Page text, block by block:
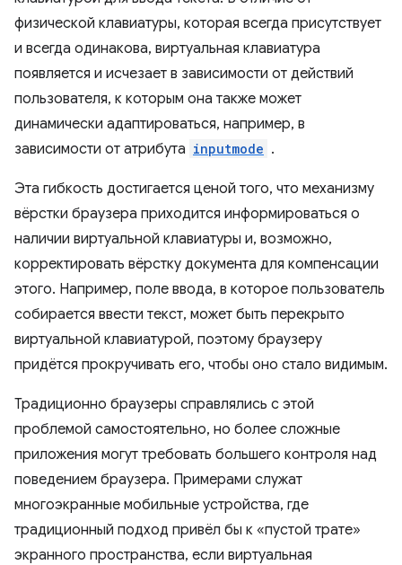
физической клавиатуры, которая всегда присутствует
и всегда одинакова, виртуальная клавиатура
появляется и исчезает в зависимости от действий
пользователя, к которым она также может
динамически адаптироваться, например, в
зависимости от атрибута inputmode .
Эта гибкость достигается ценой того, что механизму
вёрстки браузера приходится информироваться о
наличии виртуальной клавиатуры и, возможно,
корректировать вёрстку документа для компенсации
этого. Например, поле ввода, в которое пользователь
собирается ввести текст, может быть перекрыто
виртуальной клавиатурой, поэтому браузеру
придётся прокручивать его, чтобы оно стало видимым.
Традиционно браузеры справлялись с этой
проблемой самостоятельно, но более сложные
приложения могут требовать большего контроля над
поведением браузера. Примерами служат
многоэкранные мобильные устройства, где
традиционный подход привёл бы к «пустой трате»
экранного пространства, если виртуальная